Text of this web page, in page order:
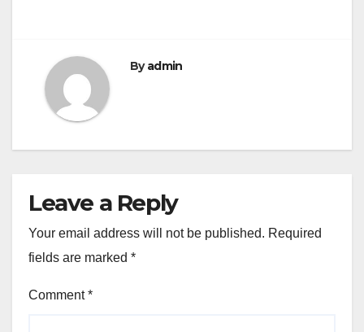
Byadmin
Leave a Reply
Your email address will not be published. Required
fields are marked *
Comment*